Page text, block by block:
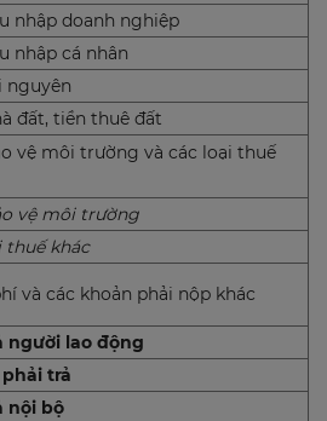
nhập doanh nghiệp
nhập cá nhân
nguyên
đất, tiền thuê đất
vệ môi trường và các loại thuế
vệ môi trường
thuế khác
và các khoản phải nộp khác
người lao động
trả
nội bộ